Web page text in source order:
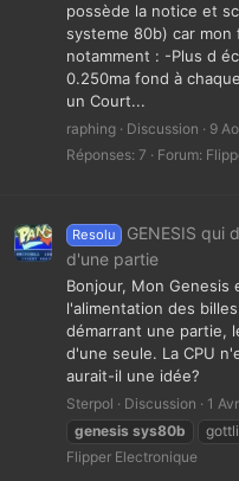
possède la notice et
systeme 80b) car
notamment : -Plus d
0.250ma fond à
un Court...
raphing Discussion 9
Réponses: 7
Forum:
Resolu
GENESIS qui
d'une partie
Bonjour, Mon Genesis
l'alimentation des
démarrant une partie,
d'une seule. La CPU
aurait-il une idée?
Sterpol Discussion 1
genesis sys80b
Flipper Electronique